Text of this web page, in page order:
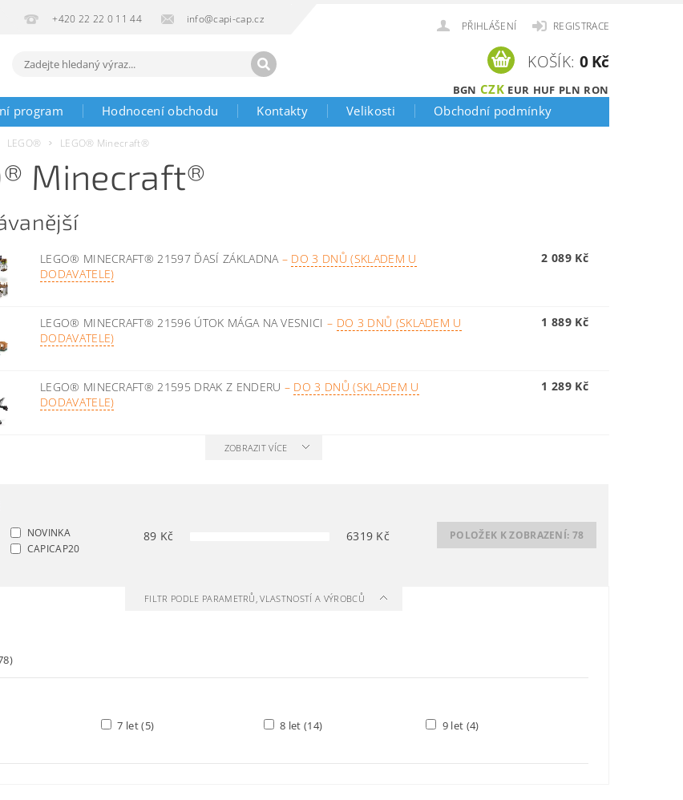
+420 22 22 0 11 44 info@capi-cap.cz
PŘIHLÁŠENÍ REGISTRACE
BGN CZK EUR HUF PLN RON
KOŠÍK: 0 Kč
program Hodnocení obchodu Kontakty Velikosti Obchodní podmínky
LEGO® LEGO® Minecraft®
Minecraft®
LEGO® MINECRAFT® 21597 ĎASÍ ZÁKLADNA – DO 3 DNŮ (SKLADEM U
DODAVATELE)
2 089 Kč
LEGO® MINECRAFT® 21596 ÚTOK MÁGA NA VESNICI– DO 3 DNŮ (SKLADEM U
DODAVATELE)
1 889 Kč
LEGO® MINECRAFT® 21595 DRAK Z ENDERU – DO 3 DNŮ (SKLADEM U
DODAVATELE)
1 289 Kč
ZOBRAZIT VÍCE
NOVINKA
CAPICAP20
89 Kč 6319 Kč POLOŽEK K ZOBRAZENÍ: 78
FILTR PODLE PARAMETRŮ, VLASTNOSTÍ A VÝROBCŮ
7 let(5) 8 let(14) 9 let (4)